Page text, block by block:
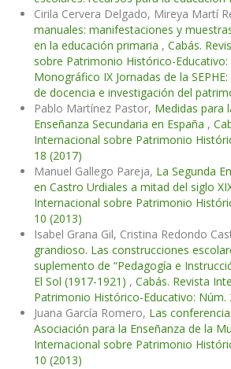
Cirila Cervera Delgado, Mireya Martí
manuales: manifestaciones y
en la educación primaria , Cabás.
sobre Patrimonio Histórico-Educativo:
Monográfico IX Jornadas de la
de docencia e investigación del
Pablo Martínez Pastor, Medidas para
Enseñanza Secundaria en España ,
Internacional sobre Patrimonio
18 (2017)
Manuel Gallego Pareja, La Segunda
en Castro Urdiales a mitad del siglo
Internacional sobre Patrimonio
10 (2013)
Isabel Grana Gil, Cristina Redondo
grandioso. Las construcciones
suplemento de “Pedagogía e
El Sol (1917-1921) , Cabás. Revista
Patrimonio Histórico-Educativo: Núm.
Juana García Romero, Las
Asociación para la Enseñanza de la
Internacional sobre Patrimonio
10 (2013)